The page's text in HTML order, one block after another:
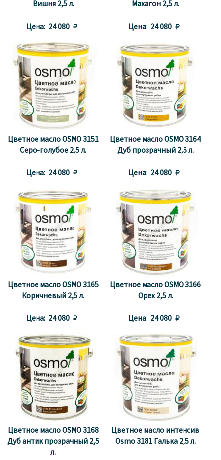
Вишня 2,5 л.
Цена: 24 080 
Махагон 2,5 л.
Цена: 24 080 
Цветное масло OSMO 3151
Серо-голубое 2,5 л.
Цена: 24 080 
Цветное масло OSMO 3164
Дуб прозрачный 2,5 л.
Цена: 24 080 
Цветное масло OSMO 3165
Коричневый 2,5 л.
Цена: 24 080 
Цветное масло OSMO 3166
Орех 2,5 л.
Цена: 24 080 
Цветное масло OSMO 3168
Дуб антик прозрачный 2,5
л.
Цветное масло интенсив
Osmo 3181 Галька 2,5 л.